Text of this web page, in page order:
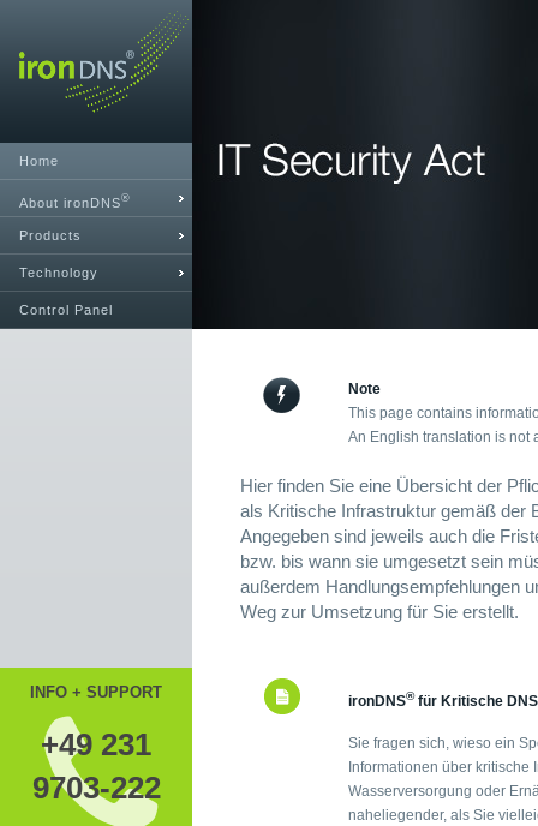
Home
About ironDNS®
Products
Technology
Control Panel
INFO + SUPPORT
+49 231
9703-222
Note
This page contains
An English translation is not
Hier finden Sie eine Übersicht der
als Kritische Infrastruktur gemäß der
Angegeben sind jeweils auch die
bzw. bis wann sie umgesetzt sein
außerdem Handlungsempfehlungen
Weg zur Umsetzung für Sie erstellt.
ironDNS®für Kritische
Sie fragen sich, wieso ein
Informationen über kritische
Wasserversorgung oder
naheliegender, als Sie